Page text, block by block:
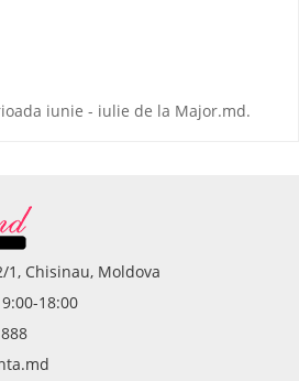
iunie - iulie de la Major.md.
1, Chisinau, Moldova
18:00